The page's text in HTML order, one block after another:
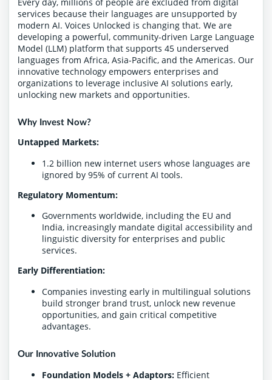
Every day, millions of people are excluded from digital
services because their languages are unsupported by
modern AI. Voices Unlocked is changing that. We are
developing a powerful, community-driven Large Language
Model (LLM) platform that supports 45 underserved
languages from Africa, Asia-Pacific, and the Americas. Our
innovative technology empowers enterprises and
organizations to leverage inclusive AI solutions early,
unlocking new markets and opportunities.
Why Invest Now?
Untapped Markets:
1.2 billion new internet users whose languages are
ignored by 95% of current AI tools.
Regulatory Momentum:
Governments worldwide, including the EU and
India, increasingly mandate digital accessibility and
linguistic diversity for enterprises and public
services.
Early Differentiation:
Companies investing early in multilingual solutions
build stronger brand trust, unlock new revenue
opportunities, and gain critical competitive
advantages.
Our Innovative Solution
Foundation Models + Adaptors: Efficient